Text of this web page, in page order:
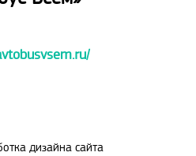
дизайна сайта